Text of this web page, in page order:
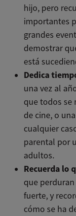
hijo, pero
importantes
grandes
demostrar
está
Dedica
una vez al
que todos se
de cine, o
cualquier
parental por
adultos.
Recuerda lo
que
fuerte, y
cómo se ha